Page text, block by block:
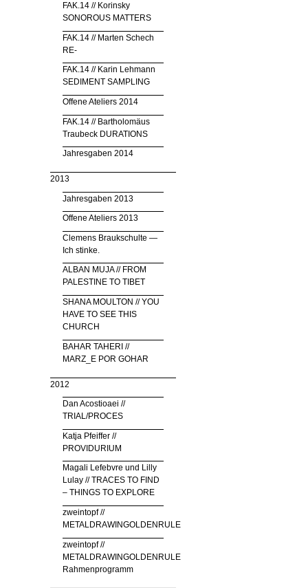
FAK.14 // Korinsky
SONOROUS MATTERS
FAK.14 // Marten Schech
RE-
FAK.14 // Karin Lehmann
SEDIMENT SAMPLING
Offene Ateliers 2014
FAK.14 // Bartholomäus
Traubeck DURATIONS
Jahresgaben 2014
2013
Jahresgaben 2013
Offene Ateliers 2013
Clemens Braukschulte —
Ich stinke.
ALBAN MUJA // FROM
PALESTINE TO TIBET
SHANA MOULTON // YOU
HAVE TO SEE THIS
CHURCH
BAHAR TAHERI //
MARZ_E POR GOHAR
2012
Dan Acostioaei //
TRIAL/PROCES
Katja Pfeiffer //
PROVIDURIUM
Magali Lefebvre und Lilly
Lulay // TRACES TO FIND
– THINGS TO EXPLORE
zweintopf //
METALDRAWINGOLDENRULE
zweintopf //
METALDRAWINGOLDENRULE
Rahmenprogramm